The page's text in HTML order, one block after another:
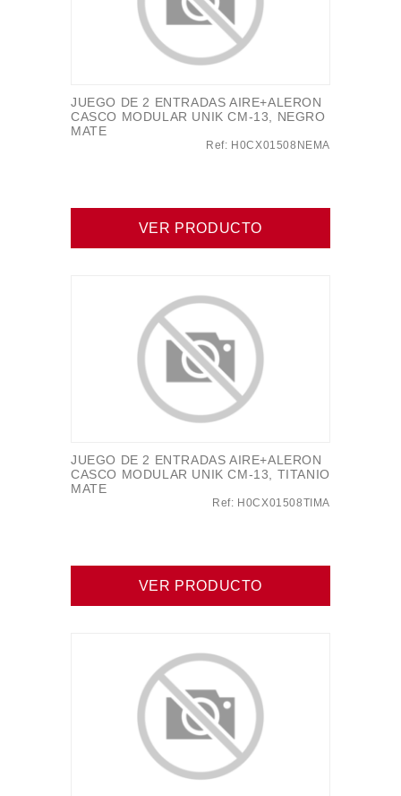
JUEGO DE 2 ENTRADAS AIRE+ALERON
CASCO MODULAR UNIK CM-13, NEGRO
MATE
Ref: H0CX01508NEMA
VER PRODUCTO
JUEGO DE 2 ENTRADAS AIRE+ALERON
CASCO MODULAR UNIK CM-13, TITANIO
MATE
Ref: H0CX01508TIMA
VER PRODUCTO